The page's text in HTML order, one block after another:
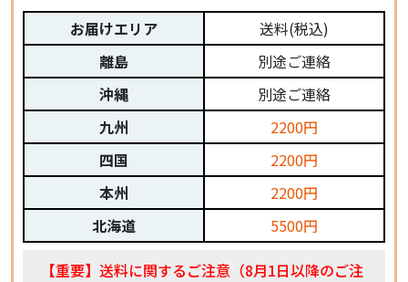
お届けエリア
離島
沖縄
九州
四国
本州
北海道
送料(税込)
別途ご連絡
別途ご連絡
2200円
2200円
2200円
5500円
【重要】送料に関するご注意（8月1日以降のご注